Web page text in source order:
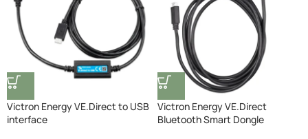
Victron Energy VE.Direct to USB
interface
Victron Energy VE.Direct
Bluetooth Smart Dongle